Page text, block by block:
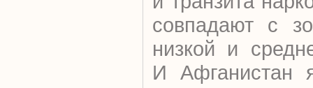
совпадают с
низкой и
И Афганистан